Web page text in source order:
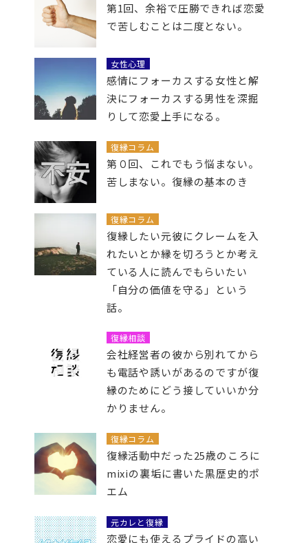
第1回、余裕で圧勝できれば恋愛
で苦しむことは二度とない。
女性心理
感情にフォーカスする女性と解
決にフォーカスする男性を深掘
りして恋愛上手になる。
復縁コラム
第０回、これでもう悩まない。
苦しまない。復縁の基本のき
復縁コラム
復縁したい元彼にクレームを入
れたいとか縁を切ろうとか考え
ている人に読んでもらいたい
「自分の価値を守る」という
話。
復縁相談
会社経営者の彼から別れてから
も電話や誘いがあるのですが復
縁のためにどう接していいか分
かりません。
復縁コラム
復縁活動中だった25歳のころに
mixiの裏垢に書いた黒歴史的ポ
エム
元カレと復縁
恋愛にも使えるプライドの高い